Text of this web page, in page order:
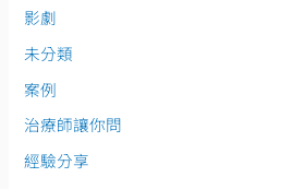
影劇
未分類
案例
治療師讓你問
經驗分享